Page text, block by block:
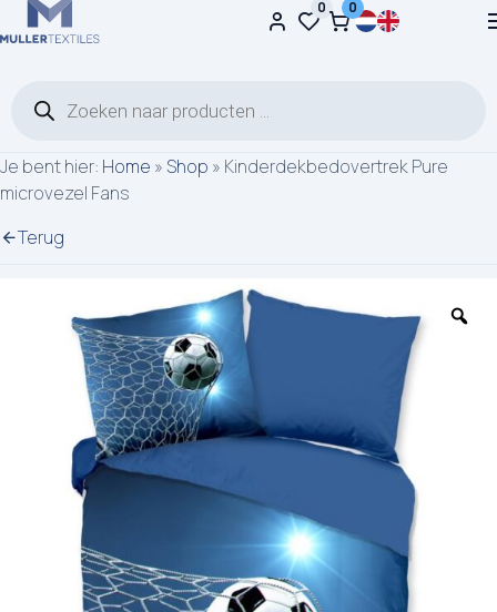
Ga naar de inhoud 0 0
Je bent hier: Home » Shop » Kinderdekbedovertrek Pure
microvezel Fans
Terug